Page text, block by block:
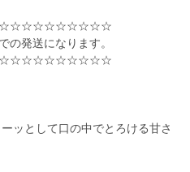
の発送になります。
ッとして口の中でとろける甘さ